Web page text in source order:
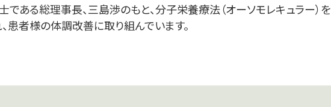
である総理事長、三島渉のもと、分子栄養療法（オーソモレキュラー）を
患者様の体調改善に取り組んでいます。